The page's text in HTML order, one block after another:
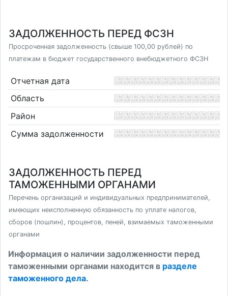
ЗАДОЛЖЕННОСТЬ ПЕРЕД ФСЗН
Просроченная задолженность (свыше 100,00 рублей) по
платежам в бюджет государственного внебюджетного ФСЗН
Отчетная дата
Область
Район
Сумма задолженности
ЗАДОЛЖЕННОСТЬ ПЕРЕД
ТАМОЖЕННЫМИ ОРГАНАМИ
Перечень организаций и индивидуальных предпринимателей,
имеющих неисполненную обязанность по уплате налогов,
сборов (пошлин), процентов, пеней, взимаемых таможенными
органами
Информация о наличии задолженности перед
таможенными органами находится в разделе
таможенного дела.